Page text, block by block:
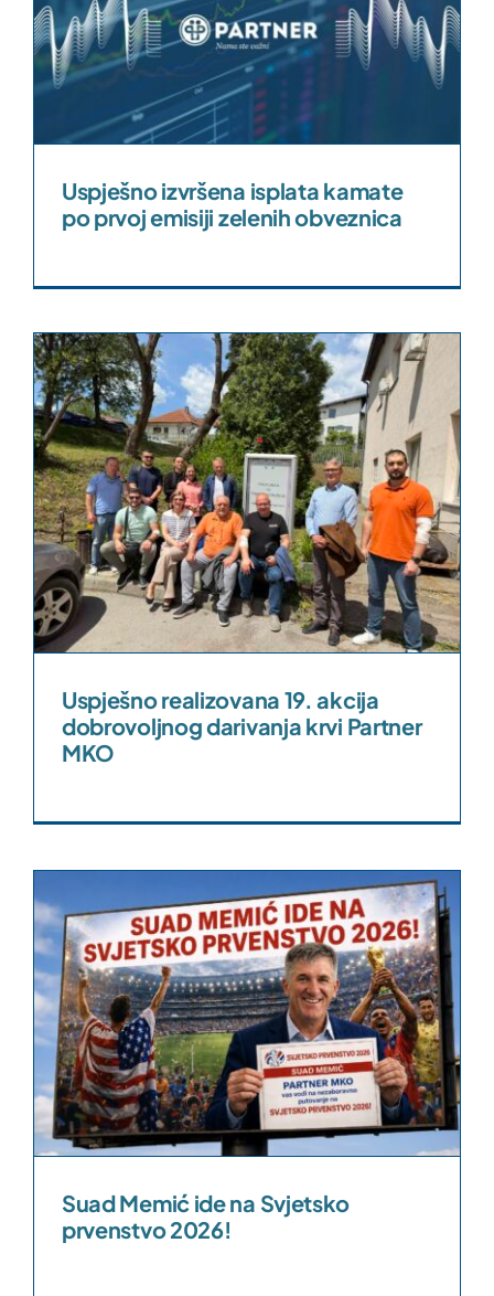
Uspješno izvršena isplata kamate
po prvoj emisiji zelenih obveznica
Uspješno realizovana 19. akcija
dobrovoljnog darivanja krvi Partner
MKO
Suad Memić ide na Svjetsko
prvenstvo 2026!